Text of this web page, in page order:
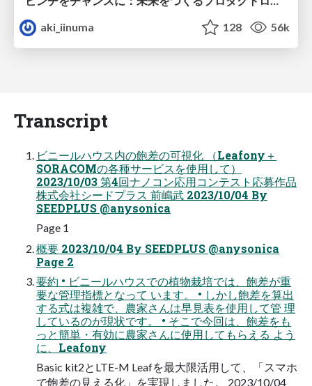
aki_iinuma
128 56k
Transcript
ビニールハウス内の飽差の可視化 （Leafony＋
SORACOMの各種サービスを使用して）
2023/10/03 第4回ナノコン応用コンテスト応募作品
株式会社シードプラス 前嶋武 2023/10/04 By
SEEDPLUS @anysonica
Page 1
概要 2023/10/04 By SEEDPLUS @anysonica
Page 2
要約 • ビニールハウスでの植物栽培では、飽差が重
要な管理指標となって います。 • しかし飽差を算出
する式は複雑で、農家さんは早見表を使用して管 理
しているのが現状です。 • そこで今回は、飽差をも
っと簡単・有効に農家さんに使用してもらえる よう
に、Leafony
Basic kit2とLTE-M Leafを最大限活用して、「スマホ
で飽差の見える化」を実現しました。 2023/10/04